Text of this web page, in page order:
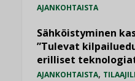
AJANKOHTAISTA
Sähköistyminen
”Tulevat
erilliset
AJANKOHTAISTA,